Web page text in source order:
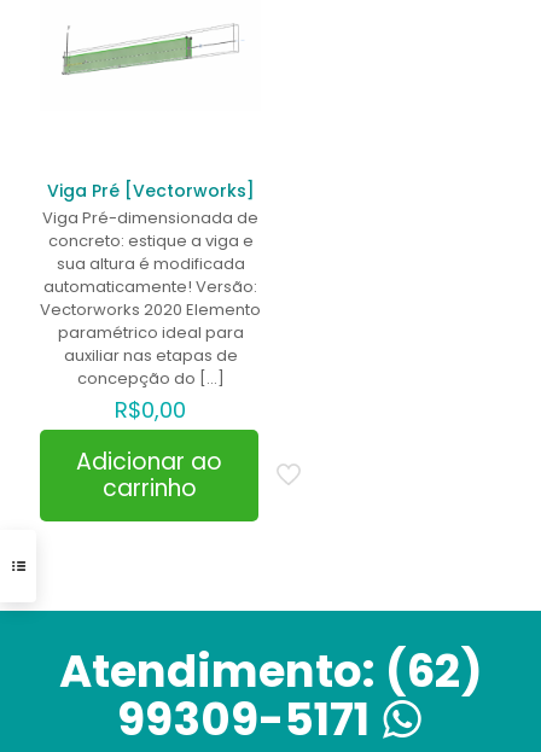
Viga Pré [Vectorworks]
Viga Pré-dimensionada de
concreto: estique a viga e
sua altura é modificada
automaticamente! Versão:
Vectorworks 2020 Elemento
paramétrico ideal para
auxiliar nas etapas de
concepção do […]
R$0,00
Adicionar ao
carrinho
Atendimento: (62)
99309-5171